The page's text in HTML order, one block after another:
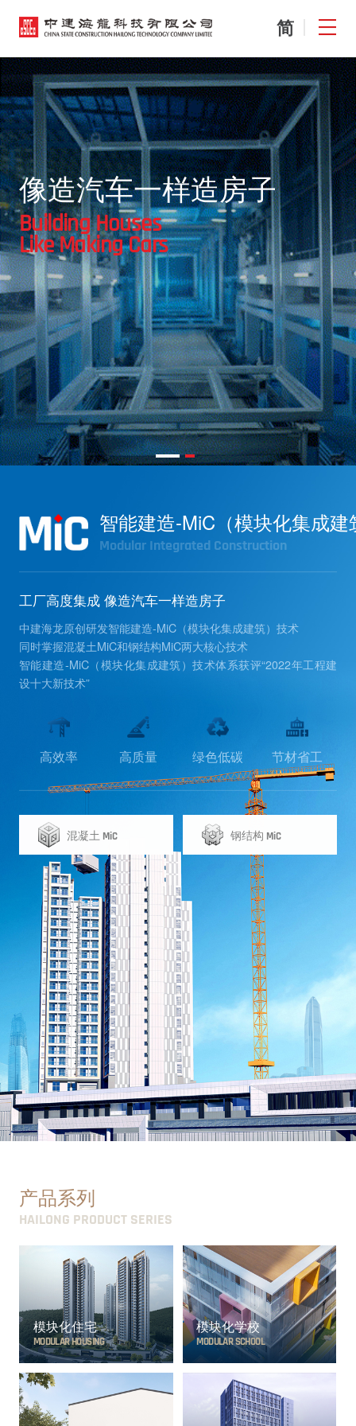
简
EN
像造汽车一样造房子
Building Houses
Like Making Cars
智能建造-MiC（模块化集成建
Modular Integrated Construction
工厂高度集成 像造汽车一样造房子
中建海龙原创研发智能建造-MiC（模块化集成建筑）技术
同时掌握混凝土MiC和钢结构MiC两大核心技术
智能建造-MiC（模块化集成建筑）技术体系获评“2022年工程建
设十大新技术”
高效率 高质量 绿色低碳 节材省工
混凝土 MiC 钢结构 MiC
产品系列
HAILONG PRODUCT SERIES
模块化住宅
MODULAR HOUSING
模块化学校
MODULAR SCHOOL